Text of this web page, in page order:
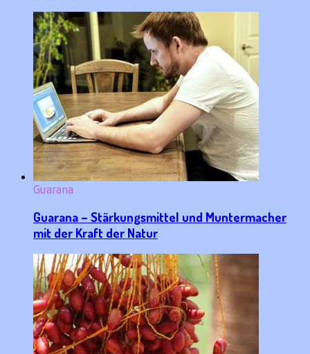
Guarana
Guarana – Stärkungsmittel und Muntermacher
mit der Kraft der Natur